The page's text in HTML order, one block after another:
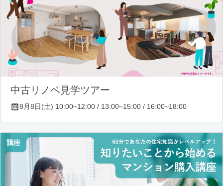
中古リノベ見学ツアー
8月8日(土) 10:00~12:00 / 13:00~15:00 / 16:00~18:00